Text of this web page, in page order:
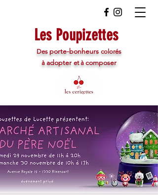
Des porte-bonheurs colorés
à adopter et à composer
Les Poupizettes